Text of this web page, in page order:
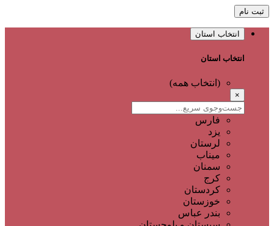
ثبت نام
انتخاب استان
انتخاب استان
(انتخاب همه)
×
فارس
یزد
لرستان
میناب
سمنان
کرج
کردستان
خوزستان
بندر عباس